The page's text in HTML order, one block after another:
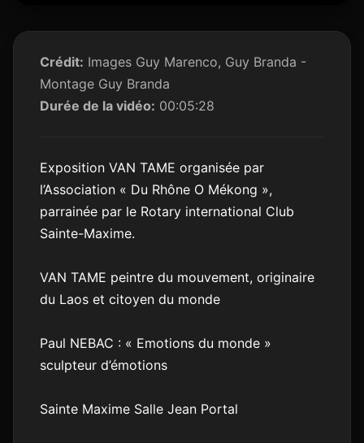
Crédit: Images Guy Marenco, Guy Branda -
Montage Guy Branda
Durée de la vidéo: 00:05:28
Exposition VAN TAME organisée par
l’Association « Du Rhône O Mékong »,
parrainée par le Rotary international Club
Sainte-Maxime.
VAN TAME peintre du mouvement, originaire
du Laos et citoyen du monde
Paul NEBAC : « Emotions du monde »
sculpteur d’émotions
Sainte Maxime Salle Jean Portal